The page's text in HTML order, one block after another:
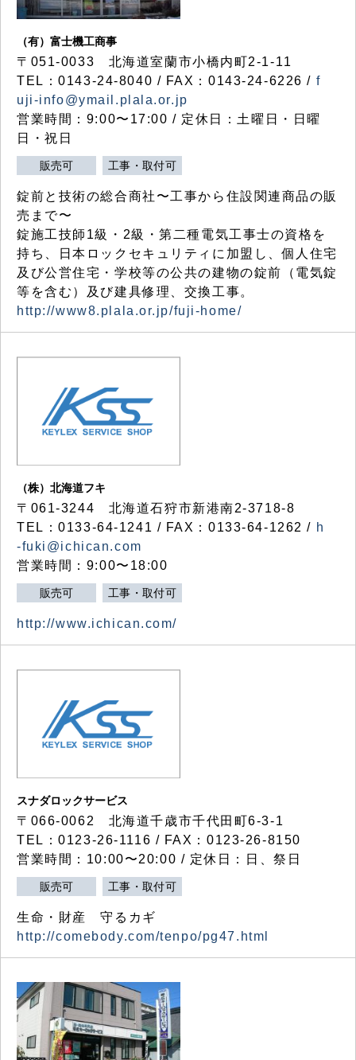
（有）富士機工商事
〒051-0033 北海道室蘭市小橋内町2-1-11
TEL：0143-24-8040 / FAX：0143-24-6226 / f
uji-info@ymail.plala.or.jp
営業時間：9:00〜17:00 / 定休日：土曜日・日曜
日・祝日
販売可 工事・取付可
錠前と技術の総合商社〜工事から住設関連商品の販
売まで〜
錠施工技師1級・2級・第二種電気工事士の資格を
持ち、日本ロックセキュリティに加盟し、個人住宅
及び公営住宅・学校等の公共の建物の錠前（電気錠
等を含む）及び建具修理、交換工事。
http://www8.plala.or.jp/fuji-home/
（株）北海道フキ
〒061-3244 北海道石狩市新港南2-3718-8
TEL：0133-64-1241 / FAX：0133-64-1262 / h
-fuki@ichican.com
営業時間：9:00〜18:00
販売可 工事・取付可
http://www.ichican.com/
スナダロックサービス
〒066-0062 北海道千歳市千代田町6-3-1
TEL：0123-26-1116 / FAX：0123-26-8150
営業時間：10:00〜20:00 / 定休日：日、祭日
販売可 工事・取付可
生命・財産 守るカギ
http://comebody.com/tenpo/pg47.html